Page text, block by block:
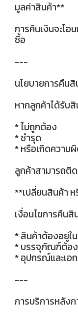
มูลค่าสินค้า**
การคืนเงินจะโ
ซื้อ
---
นโยบายการคืนสิ
หากลูกค้าได้รับ
* ไม่ถูกต้อง
* ชำรุด
* หรือเกิดความ
ลูกค้าสามารถติ
**เปลี่ยนสินค้า
เงื่อนไขการคืนสิ
* สินค้าต้องอยู่ใ
* บรรจุภัณฑ์ต้อ
* อุปกรณ์และเอ
---
การบริการหลังก